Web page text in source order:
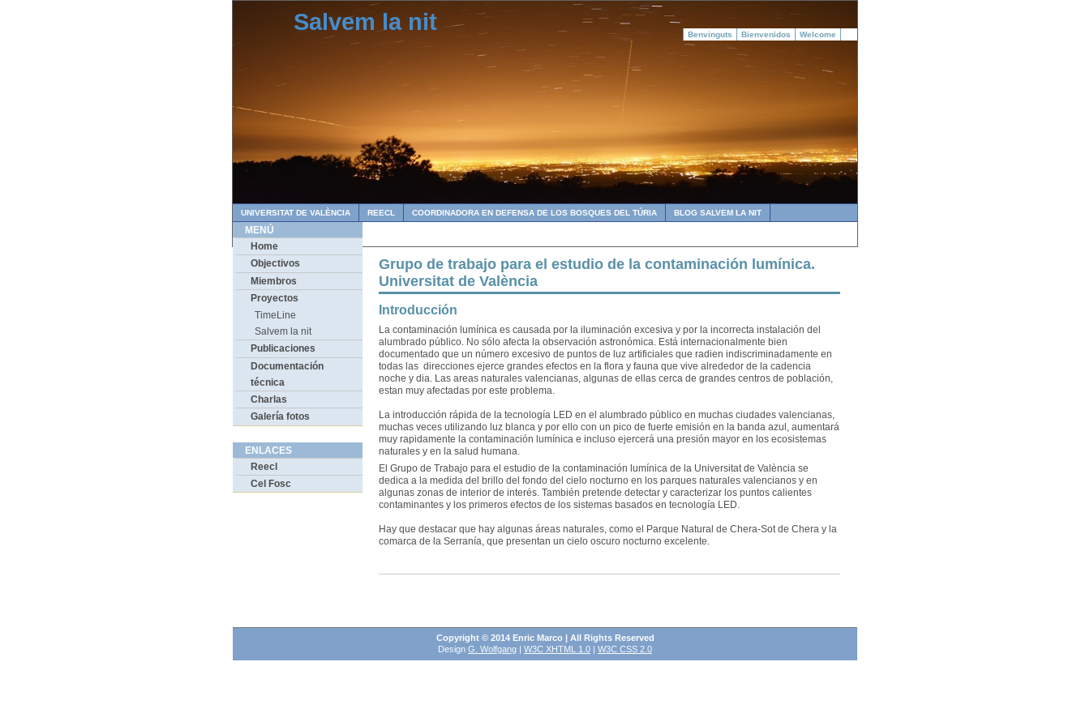
Benvinguts Bienvenidos Welcome
Salvem la nit
UNIVERSITAT DE VALÈNCIA REECL COORDINADORA EN DEFENSA DE LOS BOSQUES DEL TÚRIA BLOG SALVEM LA NIT
MENÚ
Home
Objectivos
Miembros
Proyectos
TimeLine
Salvem la nit
Publicaciones
Documentación
técnica
Charlas
Galería fotos
ENLACES
Reecl
Cel Fosc
Grupo de trabajo para el estudio de la contaminación lumínica.
Universitat de València
Introducción
La contaminación lumínica es causada por la iluminación excesiva y por la incorrecta instalación del
alumbrado público. No sólo afecta la observación astronómica. Está internacionalmente bien
documentado que un número excesivo de puntos de luz artificiales que radien indiscriminadamente en
todas las direcciones ejerce grandes efectos en la flora y fauna que vive alrededor de la cadencia
noche y dia. Las areas naturales valencianas, algunas de ellas cerca de grandes centros de población,
estan muy afectadas por este problema.
La introducción rápida de la tecnología LED en el alumbrado público en muchas ciudades valencianas,
muchas veces utilizando luz blanca y por ello con un pico de fuerte emisión en la banda azul, aumentará
muy rapidamente la contaminación lumínica e incluso ejercerá una presión mayor en los ecosistemas
naturales y en la salud humana.
El Grupo de Trabajo para el estudio de la contaminación lumínica de la Universitat de València se
dedica a la medida del brillo del fondo del cielo nocturno en los parques naturales valencianos y en
algunas zonas de interior de interés. También pretende detectar y caracterizar los puntos calientes
contaminantes y los primeros efectos de los sistemas basados en tecnología LED.
Hay que destacar que hay algunas áreas naturales, como el Parque Natural de Chera-Sot de Chera y la
comarca de la Serranía, que presentan un cielo oscuro nocturno excelente.
Copyright © 2014 Enric Marco | All Rights Reserved
Design G. Wolfgang | W3C XHTML 1.0 | W3C CSS 2.0